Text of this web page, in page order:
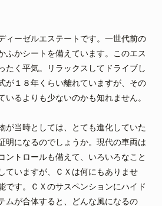
ィーゼルエステートです。一世代前の
ふかシートを備えています。このエス
たく平気。リラックスしてドライブし
が１８年くらい離れていますが、その
いるよりも少ないのかも知れません。
が当時としては、とても進化していた
明になるのでしょうか。現代の車両は
ントロールも備えて、いろいろなこと
ていますが、ＣＸは何にもありませ
です。ＣＸのサスペンションにハイド
ムが合体すると、どんな風になるの